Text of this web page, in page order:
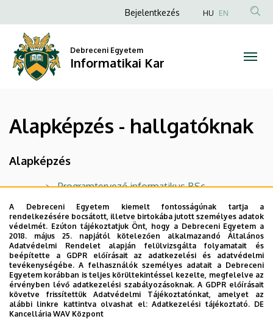
hallgatóknak
Informatikai
Kar
a
tartalomra
Anonim
fiók
menüje
Bejelentkezés HU EN
Debreceni Egyetem
Informatikai Kar
Alapképzés - hallgatóknak
Alapképzés
Programtervező informatikus BSc
Mérnökinformatikus BSc
Gazdaságinformatikus BSc
Informatikus könyvtáros BA(kifutó)
Legutóbbi frissítés: 2024. 10. 09. 10:12
A Debreceni Egyetem kiemelt fontosságúnak tartja a
rendelkezésére bocsátott, illetve birtokába jutott személyes adatok
védelmét. Ezúton tájékoztatjuk Önt, hogy a Debreceni Egyetem a
2018. május 25. napjától kötelezően alkalmazandó Általános
Adatvédelmi Rendelet alapján felülvizsgálta folyamatait és
beépítette a GDPR előírásait az adatkezelési és adatvédelmi
tevékenységébe. A felhasználók személyes adatait a Debreceni
Egyetem korábban is teljes körültekintéssel kezelte, megfelelve az
érvényben lévő adatkezelési szabályozásoknak. A GDPR előírásait
követve frissítettük Adatvédelmi Tájékoztatónkat, amelyet az
alábbi linkre kattintva olvashat el:Adatkezelési tájékoztató. DE
Kancellária WAV Központ